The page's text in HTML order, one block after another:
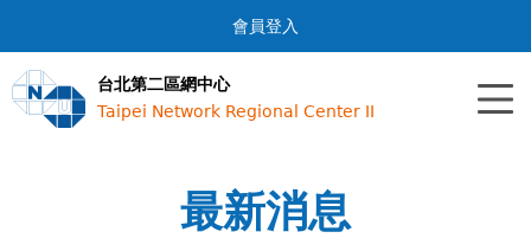
Jump to navigation
會員登入
台北第二區網中心
Taipei Network Regional Center II
最新消息